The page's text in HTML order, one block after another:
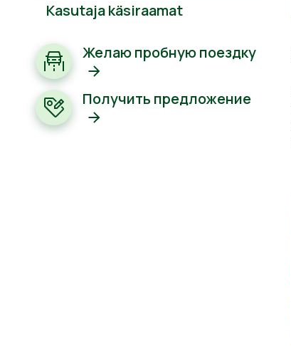
Kasutaja käsiraamat
Желаю пробную поездку
Получить предложение